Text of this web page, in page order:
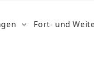
Fort- und